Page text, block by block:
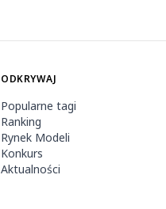
ODKRYWAJ
Popularne tagi
Ranking
Rynek Modeli
Konkurs
Aktualności